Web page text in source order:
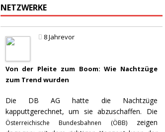
NETZWERKE
8 Jahrevor
Von der Pleite zum Boom: Wie Nachtzüge
zum Trend wurden
Die DB AG hatte die Nachtzüge
kapputtgerechnet, um sie abzuschaffen. Die
Österreichische Bundesbahnen (ÖBB)zeigen